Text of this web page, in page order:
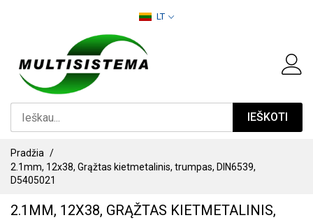
LT
IEŠKOTI
Pradžia
2.1mm, 12x38, Grąžtas kietmetalinis, trumpas, DIN6539,
D5405021
2.1MM, 12X38, GRĄŽTAS KIETMETALINIS,